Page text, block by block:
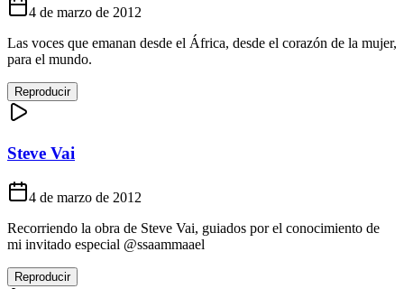
4 de marzo de 2012
Las voces que emanan desde el África, desde el corazón de la mujer,
para el mundo.
Reproducir
Steve Vai
4 de marzo de 2012
Recorriendo la obra de Steve Vai, guiados por el conocimiento de
mi invitado especial @ssaammaael
Reproducir